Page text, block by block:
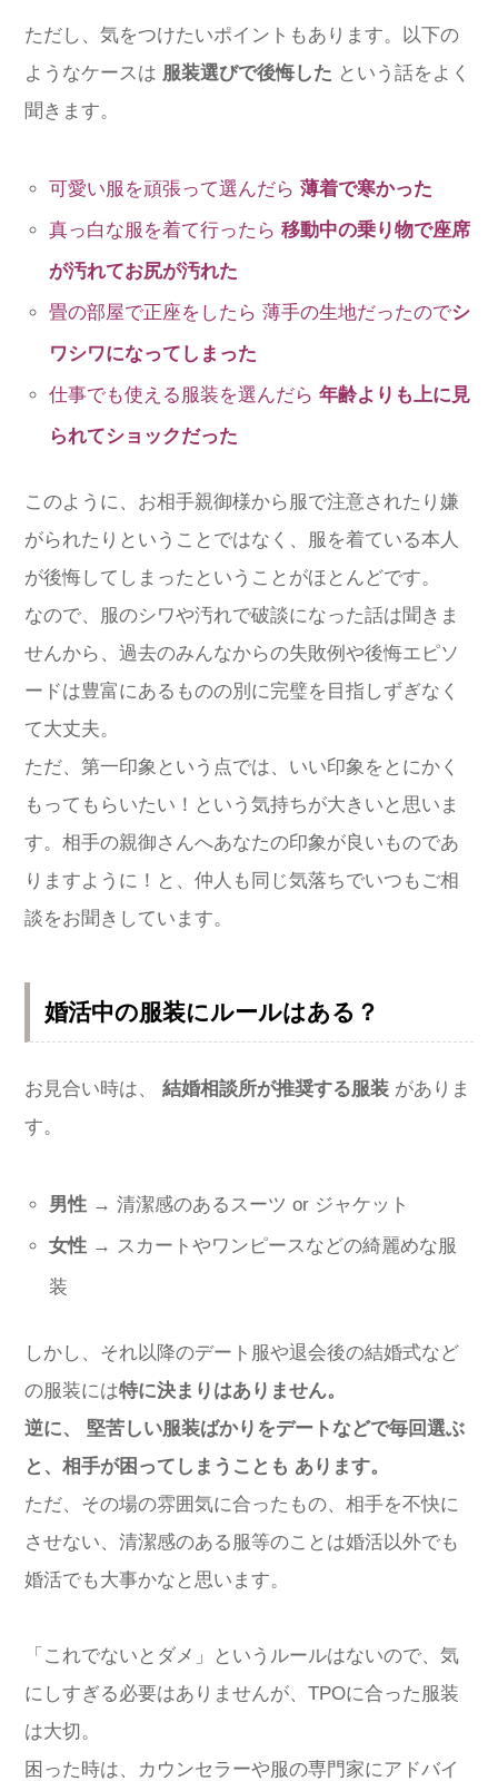
ただし、気をつけたいポイントもあります。以下の
ようなケースは 服装選びで後悔した という話をよく
聞きます。
可愛い服を頑張って選んだら薄着で寒かった
真っ白な服を着て行ったら移動中の乗り物で座席
が汚れてお尻が汚れた
畳の部屋で正座をしたら 薄手の生地だったのでシ
ワシワになってしまった
仕事でも使える服装を選んだら年齢よりも上に見
られてショックだった
このように、お相手親御様から服で注意されたり嫌
がられたりということではなく、服を着ている本人
が後悔してしまったということがほとんどです。
なので、服のシワや汚れで破談になった話は聞きま
せんから、過去のみんなからの失敗例や後悔エピソ
ードは豊富にあるものの別に完璧を目指しずぎなく
て大丈夫。
ただ、第一印象という点では、いい印象をとにかく
もってもらいたい！という気持ちが大きいと思いま
す。相手の親御さんへあなたの印象が良いものであ
りますように！と、仲人も同じ気落ちでいつもご相
談をお聞きしています。
婚活中の服装にルールはある？
お見合い時は、 結婚相談所が推奨する服装 がありま
す。
男性 → 清潔感のあるスーツ or ジャケット
女性 → スカートやワンピースなどの綺麗めな服
装
しかし、それ以降のデート服や退会後の結婚式など
の服装には特に決まりはありません。
逆に、 堅苦しい服装ばかりをデートなどで毎回選ぶ
と、相手が困ってしまうことも あります。
ただ、その場の雰囲気に合ったもの、相手を不快に
させない、清潔感のある服等のことは婚活以外でも
婚活でも大事かなと思います。
「これでないとダメ」というルールはないので、気
にしすぎる必要はありませんが、TPOに合った服装
は大切。
困った時は、カウンセラーや服の専門家にアドバイ